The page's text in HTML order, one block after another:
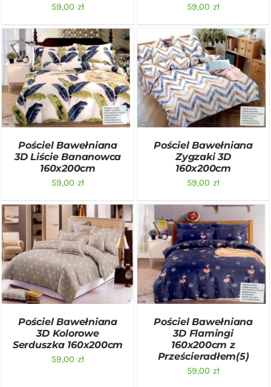
59,00 zł 59,00 zł
DODAJ DO KOSZYKA
/
SZCZEGÓŁY
Pościel Bawełniana
3D Liście Bananowca
160x200cm
59,00 zł
DODAJ DO KOSZYKA
/
SZCZEGÓŁY
Pościel Bawełniana
Zygzaki 3D
160x200cm
59,00 zł
DODAJ DO KOSZYKA
/
SZCZEGÓŁY
Pościel Bawełniana
3D Kolorowe
Serduszka 160x200cm
59,00 zł
DODAJ DO KOSZYKA
/
SZCZEGÓŁY
Pościel Bawełniana
3D Flamingi
160x200cm z
Prześcieradłem(5)
59,00 zł